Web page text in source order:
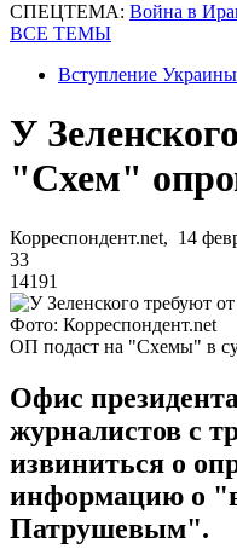
СПЕЦТЕМА: Война в
ВСЕ ТЕМЫ
Вступление
У
"Схем"
Корреспондент.net, 14
33
14191
Фото: Корреспондент.net
ОП подаст на "Схемы" в
Офис
журналистов с
извиниться о
информацию о
Патрушевым".